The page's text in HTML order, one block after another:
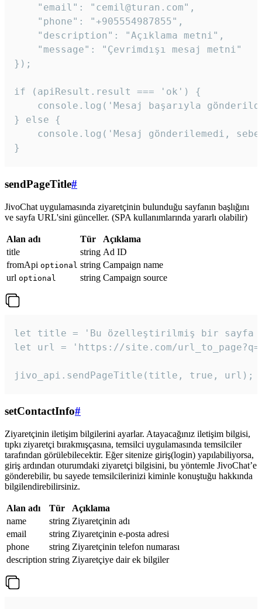
    "email": "cemil@turan.com",
    "phone": "+905554987855",
    "description": "Açıklama metni",
    "message": "Çevrimdışı mesaj metni"
});
if (apiResult.result === 'ok') {
console.log('Mesaj başarıyla
} else {
console.log('Mesaj gönderilemedi,
}
sendPageTitle#
JivoChat uygulamasında ziyaretçinin bulunduğu sayfanın başlığını
ve sayfa URL'sini günceller. (SPA kullanımlarında yararlı olabilir)
Alan adı Tür
Açıklama
title
string Ad ID
fromApi optional string Campaign name
url optional string Campaign source
let title = 'Bu özelleştirilmiş bir sayfa
let url = 'https://site.com/
jivo_api.sendPageTitle(title, true, url);
setContactInfo#
Ziyaretçinin iletişim bilgilerini ayarlar. Atayacağınız iletişim bilgisi,
tıpkı ziyaretçi bırakmışçasına, temsilci uygulamasında temsilciler
tarafından görülebilecektir. Eğer sitenize giriş(login) yapılabiliyorsa,
giriş ardından oturumdaki ziyaretçi bilgisini, bu yöntemle JivoChat’e
gönderebilir, bu sayede temsilcilerinizi kiminle konuştuğu hakkında
bilgilendirebilirsiniz.
Alan adı Tür
Açıklama
name
string Ziyaretçinin adı
email
string Ziyaretçinin e-posta adresi
phone
string Ziyaretçinin telefon numarası
description string Ziyaretçiye dair ek bilgiler